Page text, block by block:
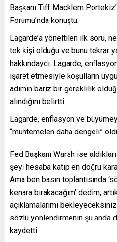
Başkanı Tiff Macklem
Forumu’nda konuştu.
Lagarde’a yöneltilen ilk soru,
tek kişi olduğu ve bunu tekrar
hakkındaydı. Lagarde,
işaret etmesiyle koşulların
adımın bariz bir gereklilik
alındığını belirtti.
Lagarde, enflasyon ve
“muhtemelen daha dengeli”
Fed Başkanı Warsh ise
şeyi hesaba katıp en doğru
Ama ben basın toplantısında
kenara bırakacağım’ dedim,
açıklamalarımı
sözlü yönlendirmenin şu anda
kaydetti.